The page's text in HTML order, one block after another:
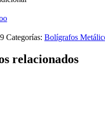
Categorías: Bolígrafos
relacionados